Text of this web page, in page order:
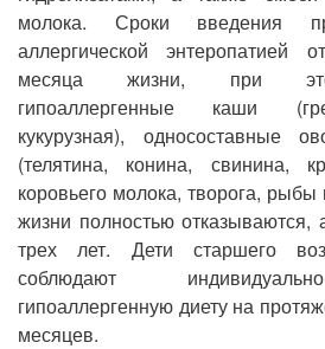
молока. Сроки введения
аллергической энтеропатией
месяца жизни, при
гипоаллергенные каши
кукурузная), односоставные
(телятина, конина, свинина,
коровьего молока, творога,
жизни полностью отказываются,
трех лет. Дети старшего
соблюдают
гипоаллергенную диету на
месяцев.